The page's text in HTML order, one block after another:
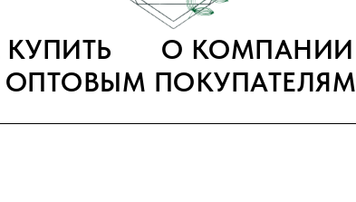
КУПИТЬ О КОМПАНИИ
ОПТОВЫМ ПОКУПАТЕЛЯМ